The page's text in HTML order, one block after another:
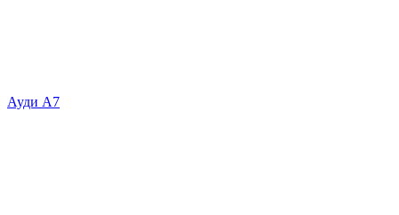
Ауди А7